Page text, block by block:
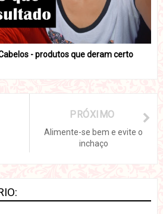
- produtos que deram certo
PRÓXIMO
Alimente-se bem e evite o
inchaço